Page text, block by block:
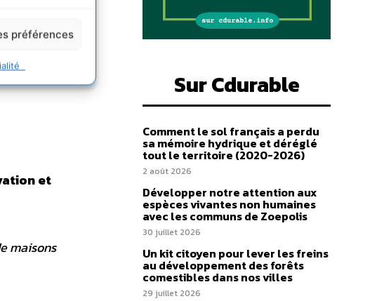
préférences
et
maisons
Sur Cdurable
Comment le sol français a perdu
sa mémoire hydrique et déréglé
tout le territoire (2020-2026)
2 août 2026
Développer notre attention aux
espèces vivantes non humaines
avec les communs de Zoepolis
30 juillet 2026
Un kit citoyen pour lever les freins
au développement des forêts
comestibles dans nos villes
29 juillet 2026